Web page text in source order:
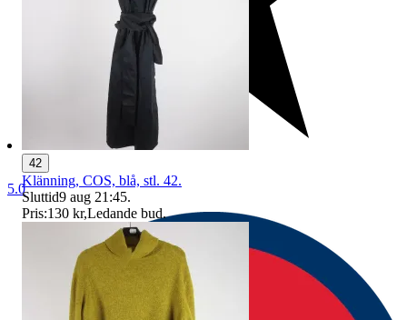
5.0
42
Klänning, COS, blå, stl. 42.
Sluttid9 aug 21:45.
Pris:130 kr,Ledande bud.